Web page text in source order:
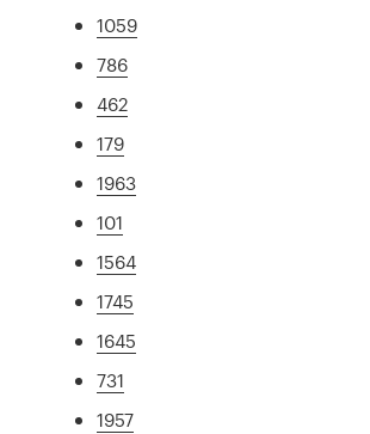
1059
786
462
179
1963
101
1564
1745
1645
731
1957